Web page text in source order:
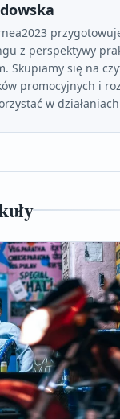
z perspektywy
Skupiamy się na
promocyjnych i
w